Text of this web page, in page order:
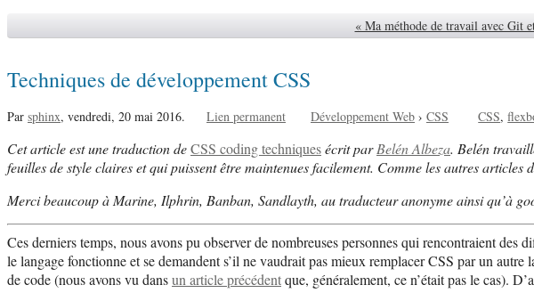
« Ma méthode de travail avec Git
Techniques de développement CSS
Par sphinx, vendredi, 20 mai 2016. Lien permanent Développement Web › CSS CSS
Cet article est une traduction deCSS coding techniquesécrit parBelén Albeza. Belén
feuilles de style claires et qui puissent être maintenues facilement. Comme les autres articles
Merci beaucoup à Marine, Ilphrin, Banban, Sandlayth, au traducteur anonyme ainsi qu’à
Ces derniers temps, nous avons pu observer de nombreuses personnes qui rencontraient
le langage fonctionne et se demandent s’il ne vaudrait pas mieux remplacer CSS par un
de code (nous avons vu dansun article précédentque, généralement, ce n’était pas le cas).